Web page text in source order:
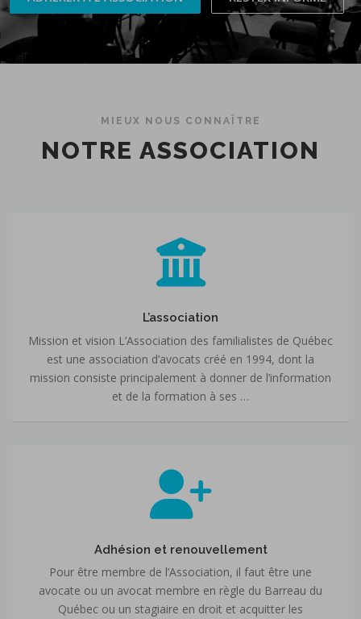
MIEUX NOUS CONNAÎTRE
NOTRE ASSOCIATION
L’association
Mission et vision L’Association des familialistes de Québec
est une association d’avocats créé en 1994, dont la
mission consiste principalement à donner de l’information
et de la formation à ses …
Adhésion et renouvellement
Pour être membre de l’Association, il faut être une
avocate ou un avocat membre en règle du Barreau du
Québec ou un stagiaire en droit et acquitter les